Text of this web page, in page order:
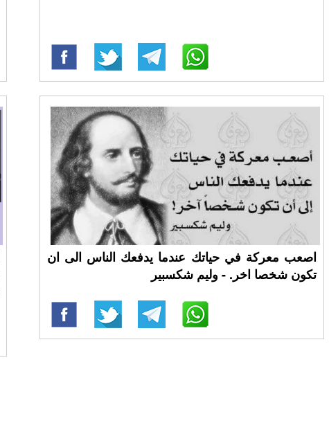
اصعب معركة في حياتك عندما يدفعك الناس الى ان
تكون شخصا اخر. - وليم شكسبير